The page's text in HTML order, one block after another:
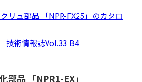
リュ部品 「NPR-FX25」のカタロ
技術情報誌Vol.33 B4
部品 「NPR1-EX」